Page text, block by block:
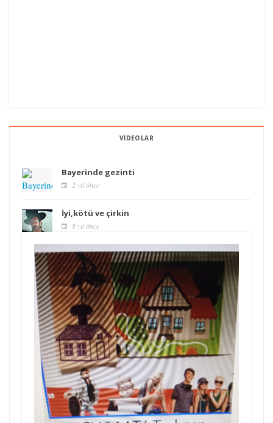
VIDEOLAR
Bayerinde gezinti
2 yıl önce
İyi,kötü ve çirkin
8 yıl önce